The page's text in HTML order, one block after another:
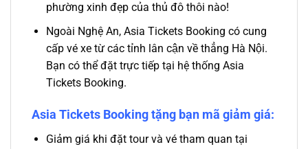
phường xinh đẹp của thủ đô thôi nào!
Ngoài Nghệ An, Asia Tickets Booking có cung
cấp vé xe từ các tỉnh lân cận về thẳng Hà Nội.
Bạn có thể đặt trực tiếp tại hệ thống Asia
Tickets Booking.
Asia Tickets Booking tặng bạn mã giảm giá:
Giảm giá khi đặt tour và vé tham quan tại